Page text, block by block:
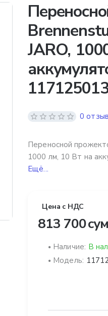
JARO,
Переносной
1000 лм, 10 Вт на
Ещё...
0
Цена с НДС
813 700 сум
Наличие: В
Модель: